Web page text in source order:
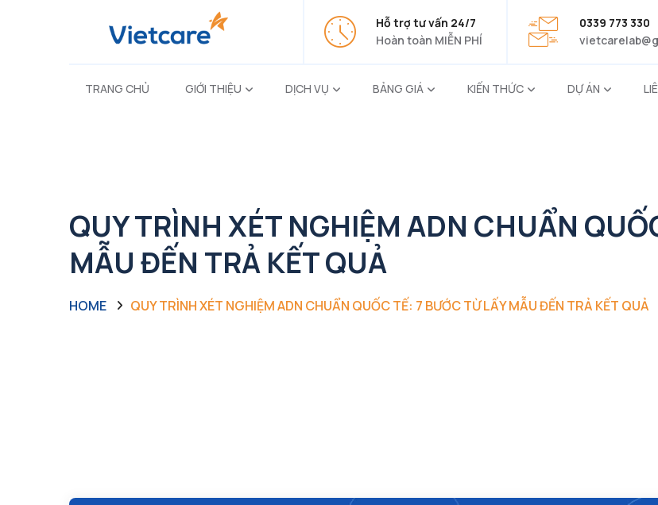
Hỗ trợ tư vấn 24/7
Hoàn toàn MIỄN PHÍ
0339 773 330
TRANG CHỦ GIỚI THIỆU DỊCH VỤ BẢNG GIÁ KIẾN THỨC DỰ ÁN
QUY TRÌNH XÉT NGHIỆM ADN CHUẨN
MẪU ĐẾN TRẢ KẾT QUẢ
HOME QUY TRÌNH XÉT NGHIỆM ADN CHUẨN QUỐC TẾ: 7 BƯỚC TỪ LẤY MẪU ĐẾN TRẢ KẾT QUẢ